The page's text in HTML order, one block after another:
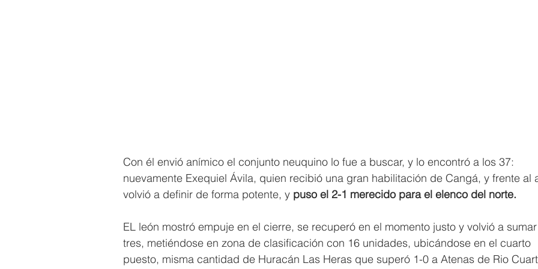
Con él envió anímico el conjunto neuquino lo fue a buscar, y lo encontró a los 37:
nuevamente Exequiel Ávila, quien recibió una gran habilitación de Cangá, y frente al
volvió a definir de forma potente, y puso el 2-1 merecido para el elenco del norte.
EL león mostró empuje en el cierre, se recuperó en el momento justo y volvió a
tres, metiéndose en zona de clasificación con 16 unidades, ubicándose en el cuarto
puesto, misma cantidad de Huracán Las Heras que superó 1-0 a Atenas de Rio